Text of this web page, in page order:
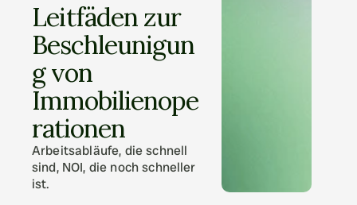
Leitfäden zur
Beschleunigun
g von
Immobilienope
rationen
Arbeitsabläufe, die schnell
sind, NOI, die noch schneller
ist.